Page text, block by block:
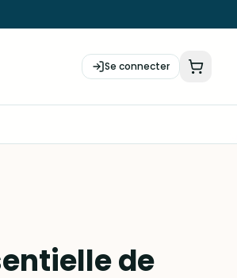
Se connecter
de